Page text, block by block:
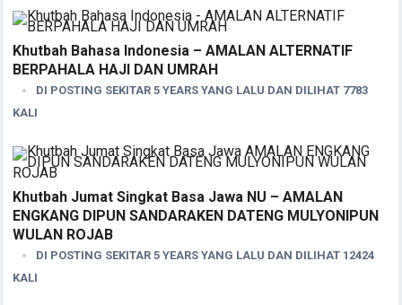
Khutbah Bahasa Indonesia – AMALAN ALTERNATIF
BERPAHALA HAJI DAN UMRAH
DI POSTING SEKITAR 5 YEARS YANG LALU DAN DILIHAT 7783
KALI
Khutbah Jumat Singkat Basa Jawa NU – AMALAN
ENGKANG DIPUN SANDARAKEN DATENG MULYONIPUN
WULAN ROJAB
DI POSTING SEKITAR 5 YEARS YANG LALU DAN DILIHAT 12424
KALI